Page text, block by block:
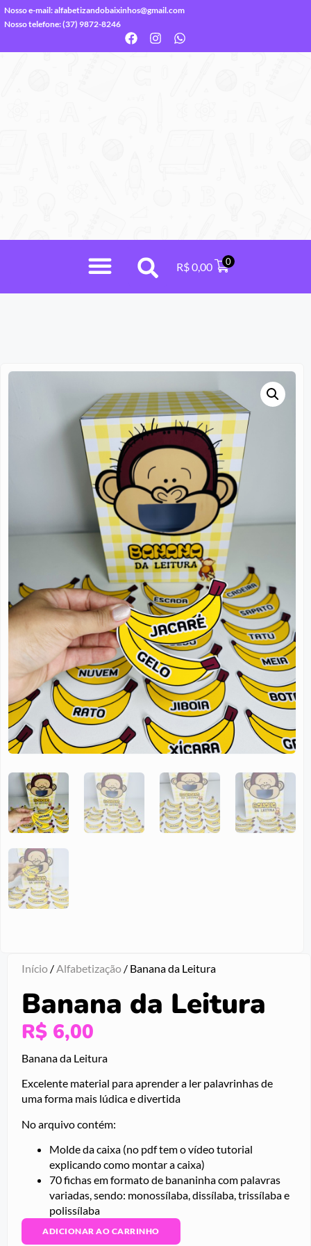
Nosso e-mail:alfabetizandobaixinhos@gmail.com
Nosso telefone: (37) 9872-8246
R$0,00 0
Início /Alfabetização / Banana da Leitura
Banana da Leitura
R$ 6,00
Banana da Leitura
Excelente material para aprender a ler palavrinhas de
uma forma mais lúdica e divertida
No arquivo contém:
Molde da caixa (no pdf tem o vídeo tutorial
explicando como montar a caixa)
70 fichas em formato de bananinha com palavras
variadas, sendo: monossílaba, dissílaba, trissílaba e
polissílaba
ADICIONAR AO CARRINHO